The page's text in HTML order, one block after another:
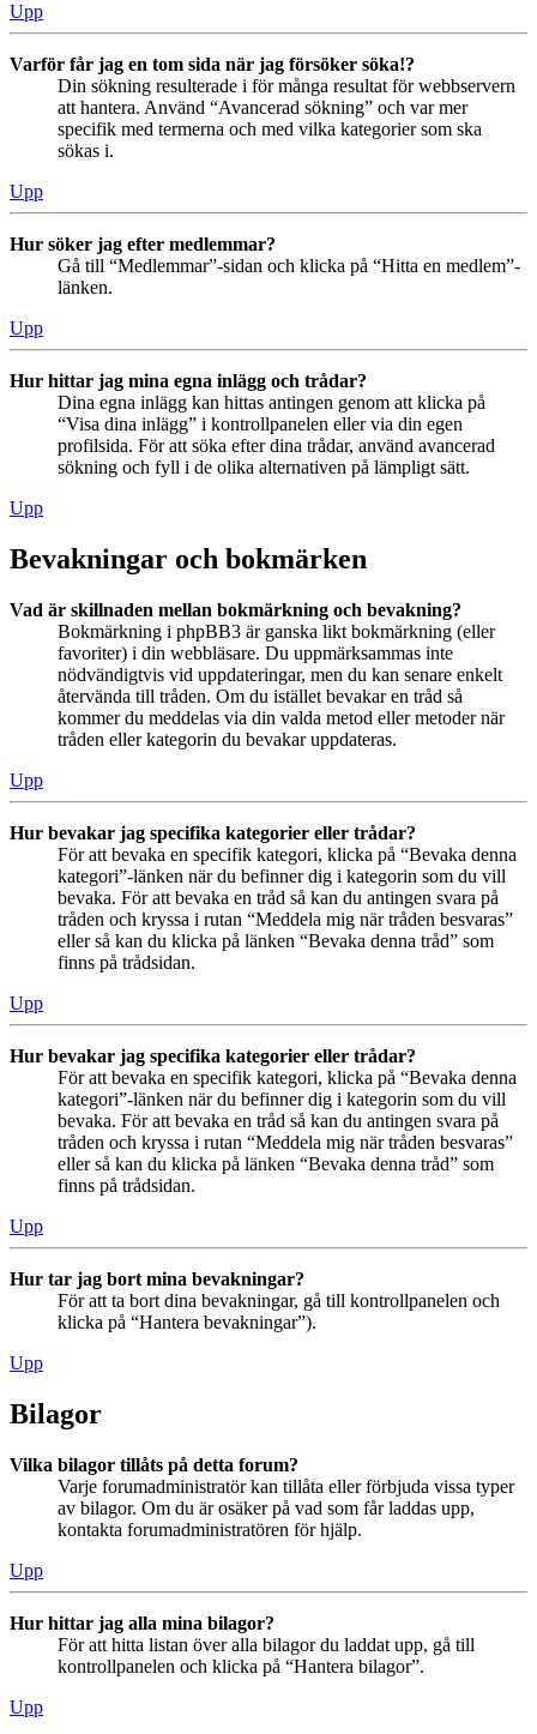
Upp
Varför får jag en tom sida när jag försöker söka!?
Din sökning resulterade i för många resultat för webbservern
att hantera. Använd “Avancerad sökning” och var mer
specifik med termerna och med vilka kategorier som ska
sökas i.
Upp
Hur söker jag efter medlemmar?
Gå till “Medlemmar”-sidan och klicka på “Hitta en medlem”-
länken.
Upp
Hur hittar jag mina egna inlägg och trådar?
Dina egna inlägg kan hittas antingen genom att klicka på
“Visa dina inlägg” i kontrollpanelen eller via din egen
profilsida. För att söka efter dina trådar, använd avancerad
sökning och fyll i de olika alternativen på lämpligt sätt.
Upp
Bevakningar och bokmärken
Vad är skillnaden mellan bokmärkning och bevakning?
Bokmärkning i phpBB3 är ganska likt bokmärkning (eller
favoriter) i din webbläsare. Du uppmärksammas inte
nödvändigtvis vid uppdateringar, men du kan senare enkelt
återvända till tråden. Om du istället bevakar en tråd så
kommer du meddelas via din valda metod eller metoder när
tråden eller kategorin du bevakar uppdateras.
Upp
Hur bevakar jag specifika kategorier eller trådar?
För att bevaka en specifik kategori, klicka på “Bevaka denna
kategori”-länken när du befinner dig i kategorin som du vill
bevaka. För att bevaka en tråd så kan du antingen svara på
tråden och kryssa i rutan “Meddela mig när tråden besvaras”
eller så kan du klicka på länken “Bevaka denna tråd” som
finns på trådsidan.
Upp
Hur bevakar jag specifika kategorier eller trådar?
För att bevaka en specifik kategori, klicka på “Bevaka denna
kategori”-länken när du befinner dig i kategorin som du vill
bevaka. För att bevaka en tråd så kan du antingen svara på
tråden och kryssa i rutan “Meddela mig när tråden besvaras”
eller så kan du klicka på länken “Bevaka denna tråd” som
finns på trådsidan.
Upp
Hur tar jag bort mina bevakningar?
För att ta bort dina bevakningar, gå till kontrollpanelen och
klicka på “Hantera bevakningar”).
Upp
Bilagor
Vilka bilagor tillåts på detta forum?
Varje forumadministratör kan tillåta eller förbjuda vissa typer
av bilagor. Om du är osäker på vad som får laddas upp,
kontakta forumadministratören för hjälp.
Upp
Hur hittar jag alla mina bilagor?
För att hitta listan över alla bilagor du laddat upp, gå till
kontrollpanelen och klicka på “Hantera bilagor”.
Upp